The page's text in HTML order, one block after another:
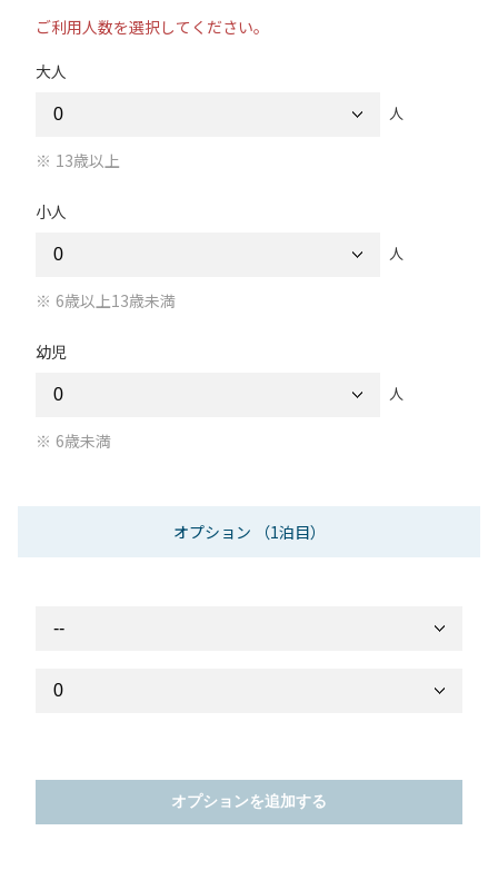
ご利用人数を選択してください。
大人
人
13歳以上
小人
人
6歳以上13歳未満
幼児
人
6歳未満
オプション （1泊目）
オプションを追加する